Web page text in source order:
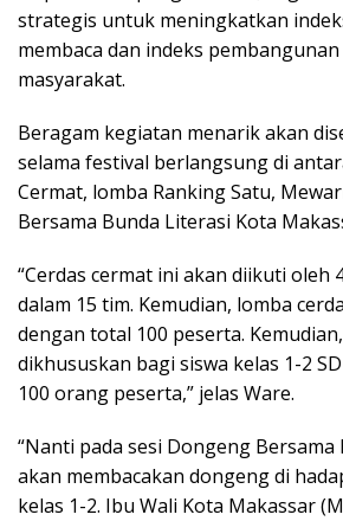
strategis untuk meningkatkan
membaca dan indeks
masyarakat.
Beragam kegiatan menarik akan
selama festival berlangsung di
Cermat, lomba Ranking Satu,
Bersama Bunda Literasi Kota
“Cerdas cermat ini akan diikuti oleh
dalam 15 tim. Kemudian, lomba
dengan total 100 peserta.
dikhususkan bagi siswa kelas 1-2
100 orang peserta,” jelas Ware.
“Nanti pada sesi Dongeng Bersama
akan membacakan dongeng di
kelas 1-2. Ibu Wali Kota Makassar